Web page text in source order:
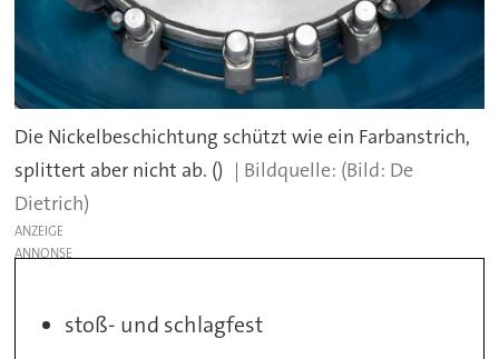
Die Nickelbeschichtung schützt wie ein Farbanstrich,
splittert aber nicht ab. ()
(Bild: De
Dietrich)
ANZEIGE
stoß- und schlagfest